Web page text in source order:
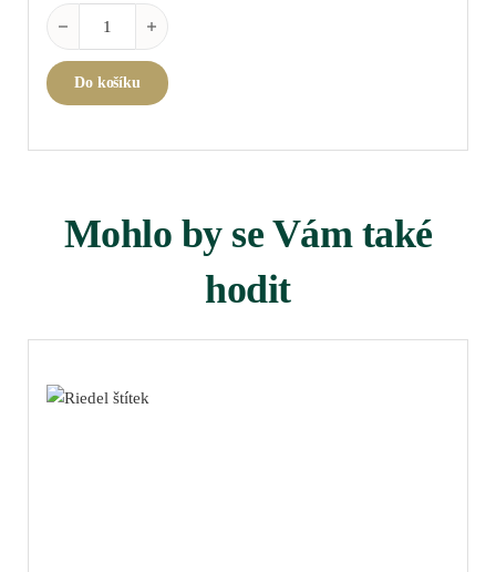
Pinot Grigio delle Venezie DOC 2025 0,75 l množství
Do košíku
Mohlo by se Vám také
hodit